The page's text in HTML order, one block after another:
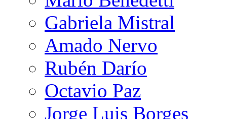
Gabriela Mistral
Amado Nervo
Rubén Darío
Octavio Paz
Jorge Luis Borges